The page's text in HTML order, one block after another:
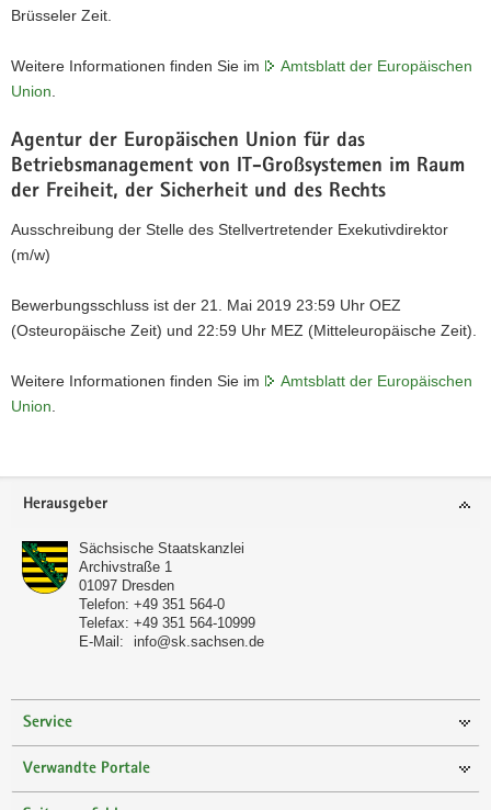
Brüsseler Zeit.
Weitere Informationen finden Sie im
Amtsblatt der Europäischen
Union
Agentur der Europäischen Union für das
Betriebsmanagement von IT-Großsystemen im Raum
der Freiheit, der Sicherheit und des Rechts
Ausschreibung der Stelle des Stellvertretender Exekutivdirektor
(m/w)
Bewerbungsschluss ist der 21. Mai 2019 23:59 Uhr OEZ
(Osteuropäische Zeit) und 22:59 Uhr MEZ (Mitteleuropäische Zeit).
Weitere Informationen finden Sie im
Amtsblatt der Europäischen
Union
Footer-
Herausgeber
Sächsische Staatskanzlei
Archivstraße 1
01097 Dresden
Telefon: +49 351 564-0
Telefax: +49 351 564-10999
E-Mail:
info@sk.sachsen.de
Service
Verwandte Portale